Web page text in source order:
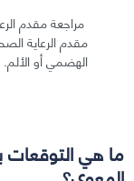
مراجعة مقدم
مقدم الرعاية
الهضمي أو الألم.
ما هي التوقعات